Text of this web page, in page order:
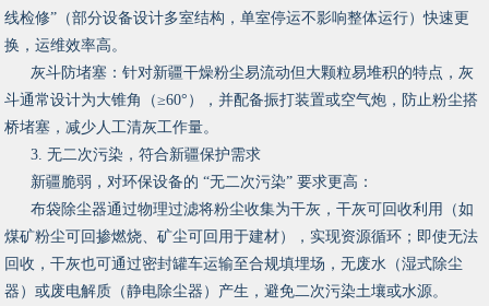
线检修”（部分设备设计多室结构，单室停运不影响整体运行）快速更
换，运维效率高。
灰斗防堵塞：针对新疆干燥粉尘易流动但大颗粒易堆积的特点，灰
斗通常设计为大锥角（≥60°），并配备振打装置或空气炮，防止粉尘搭
桥堵塞，减少人工清灰工作量。
3. 无二次污染，符合新疆保护需求
新疆脆弱，对环保设备的 “无二次污染” 要求更高：
布袋除尘器通过物理过滤将粉尘收集为干灰，干灰可回收利用（如
煤矿粉尘可回掺燃烧、矿尘可回用于建材），实现资源循环；即使无法
回收，干灰也可通过密封罐车运输至合规填埋场，无废水（湿式除尘
器）或废电解质（静电除尘器）产生，避免二次污染土壤或水源。